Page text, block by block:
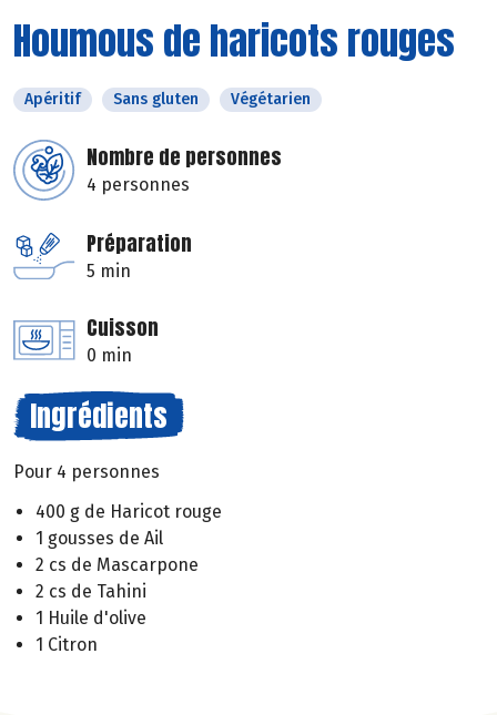
Houmous de haricots rouges
Apéritif Sans gluten Végétarien
Nombre de personnes
4 personnes
Préparation
5 min
Cuisson
0 min
Ingrédients
Pour 4 personnes
400 g de Haricot rouge
1 gousses de Ail
2 cs de Mascarpone
2 cs de Tahini
1 Huile d'olive
1 Citron